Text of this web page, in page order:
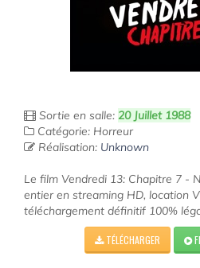
Sortie en salle: 20 Juillet 1988
Catégorie: Horreur
Réalisation: Unknown
Le film Vendredi 13: Chapitre 7 -
entier en streaming HD, location
téléchargement définitif 100%
TÉLÉCHARGER